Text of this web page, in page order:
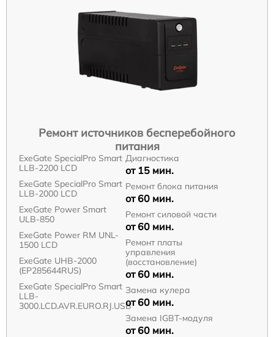
Ремонт источников бесперебойного
питания
ExeGate SpecialPro Smart
LLB-2200 LCD
ExeGate SpecialPro Smart
LLB-2000 LCD
ExeGate Power Smart
ULB-850
ExeGate Power RM UNL-
1500 LCD
ExeGate UHB-2000
(EP285644RUS)
ExeGate SpecialPro Smart
LLB-
3000.LCD.AVR.EURO.RJ.USB
Диагностика
от 15 мин.
Ремонт блока питания
от 60 мин.
Ремонт силовой части
от 60 мин.
Ремонт платы
управления
(восстановление)
от 60 мин.
Замена кулера
от 60 мин.
Замена IGBT-модуля
от 60 мин.